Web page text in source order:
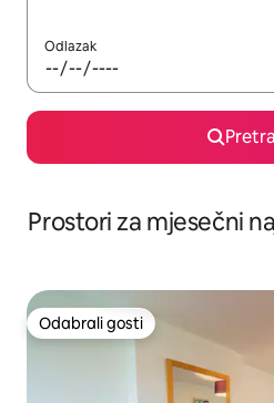
Odlazak
Prostori za mjesečni
Odabrali gosti
Odabrali gosti